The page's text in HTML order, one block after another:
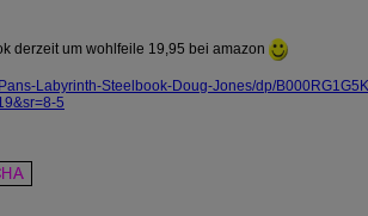
derzeit um wohlfeile 19,95 bei amazon
Labyrinth-Steelbook-Doug-Jones/dp/
sr=8-5